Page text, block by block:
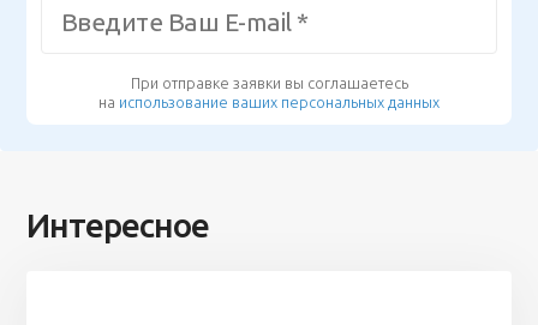
При отправке заявки вы соглашаетесь
на использование ваших персональных данных
Интересное